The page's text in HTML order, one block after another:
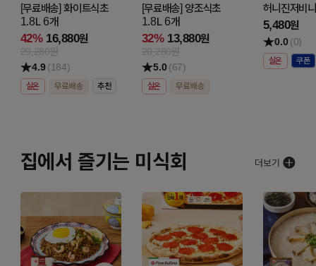
[무료배송] 화이트식초
1.8L 6개
42% 16,880원
29,280원
4.9 (184)
실온
[무료배송] 양조식초
1.8L 6개
32% 13,880원
20,280원
5.0 (67)
실온
허니진저비
5,480원
0.0 (0)
실온
집에서 즐기는 미식회